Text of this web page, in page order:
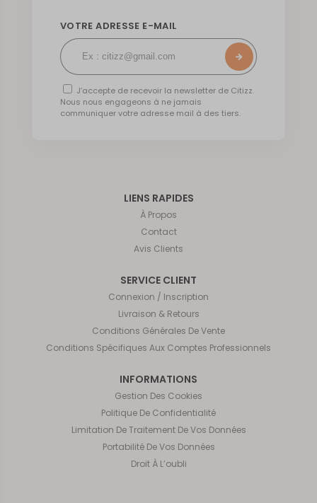
LIENS RAPIDES
À Propos
Contact
Avis Clients
SERVICE CLIENT
Connexion / Inscription
Livraison & Retours
Conditions Générales De Vente
Conditions Spécifiques Aux Comptes Professionnels
INFORMATIONS
Gestion Des Cookies
Politique De Confidentialité
Limitation De Traitement De Vos Données
Portabilité De Vos Données
Droit À L’oubli
VOTRE ADRESSE E-MAIL
J’accepte de recevoir la newsletter de Citizz.
Nous nous engageons à ne jamais
communiquer votre adresse mail à des tiers.